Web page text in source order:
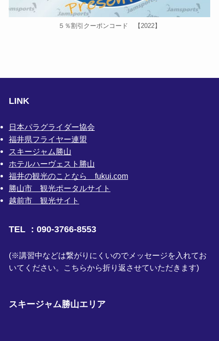
５％割引クーポンコード 【2022】
LINK
日本パラグライダー協会
福井県フライヤー連盟
スキージャム勝山
ホテルハーヴェスト勝山
福井の観光のことなら fukui.com
勝山市 観光ポータルサイト
越前市 観光サイト
TEL ：090-3766-8553
(※講習中などは繋がりにくいのでメッセージを入れてお
いてください。こちらから折り返させていただきます)
スキージャム勝山エリア